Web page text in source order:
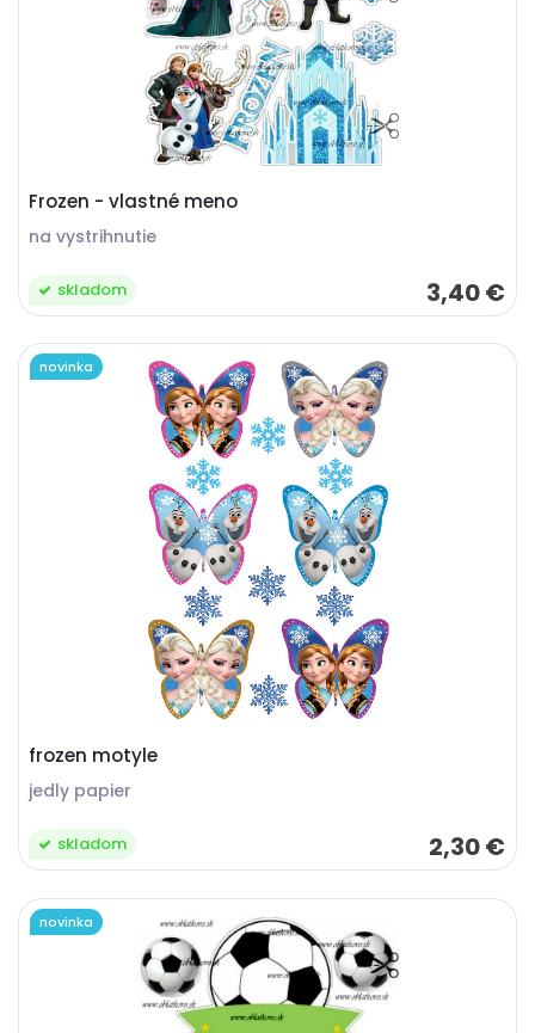
Frozen - vlastné meno
na vystrihnutie
3,40 €
skladom
frozen motyle
jedly papier
2,30 €
skladom
novinka
novinka